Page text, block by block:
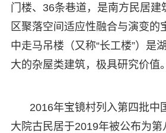
门楼、36条巷道，是南方民居建
区聚落空间适应性融合与演变的
中走马吊楼（又称“长工楼”）是
大的杂屋类建筑，极具研究价值。
2016年宝镜村列入第四批中
大院古民居于2019年被公布为